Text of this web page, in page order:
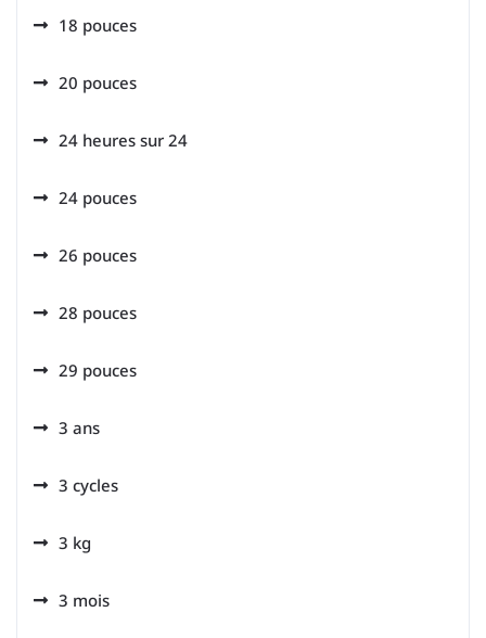
18 pouces
20 pouces
24 heures sur 24
24 pouces
26 pouces
28 pouces
29 pouces
3 ans
3 cycles
3 kg
3 mois